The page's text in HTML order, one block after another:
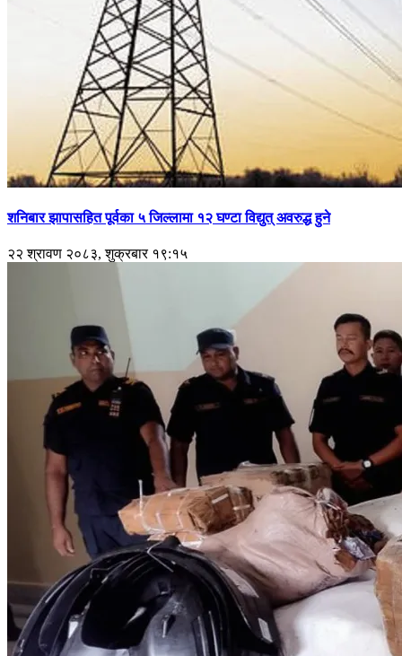
शनिबार झापासहित पूर्वका ५ जिल्लामा १२ घण्टा विद्युत् अवरुद्ध हुने
२२ श्रावण २०८३, शुक्रबार १९:१५